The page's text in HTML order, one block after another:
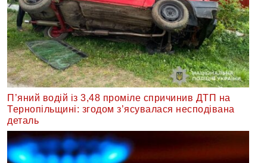
П’яний водій із 3,48 проміле спричинив ДТП на
Тернопільщині: згодом з’ясувалася несподівана
деталь